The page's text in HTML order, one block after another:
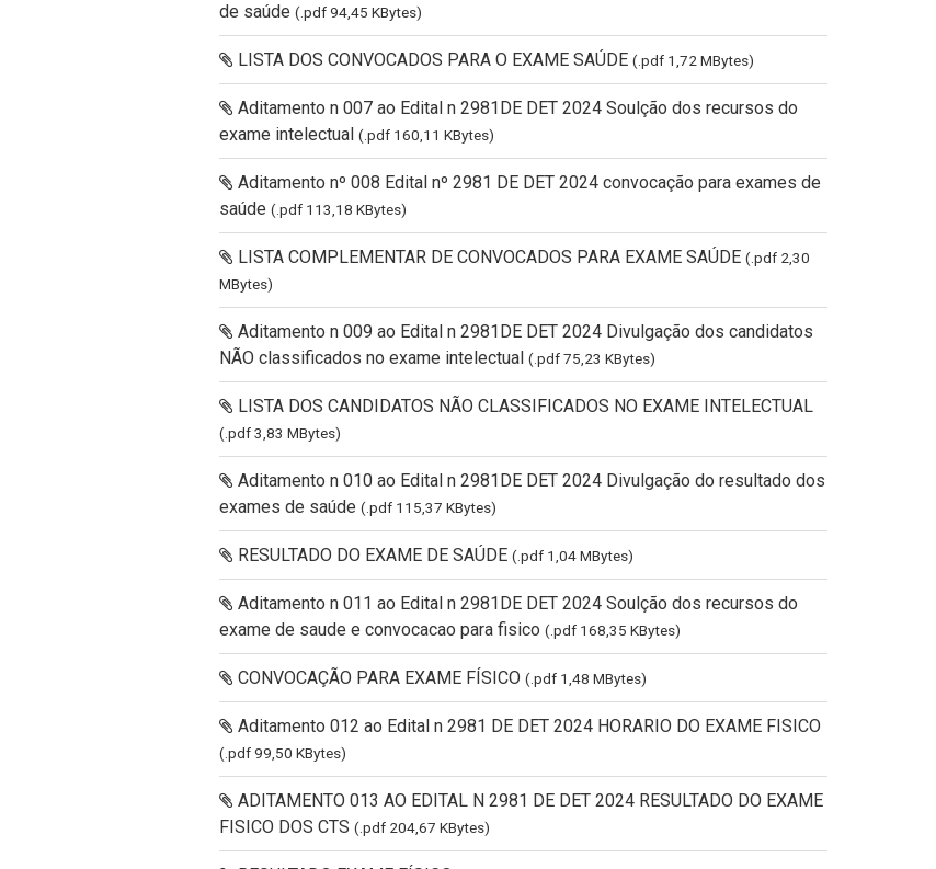
de saúde (.pdf 94,45 KBytes)
LISTA DOS CONVOCADOS PARA O EXAME SAÚDE (.pdf 1,72 MBytes)
Aditamento n 007 ao Edital n 2981DE DET 2024 Soulção dos recursos do
exame intelectual (.pdf 160,11 KBytes)
Aditamento nº 008 Edital nº 2981 DE DET 2024 convocação para exames de
saúde (.pdf 113,18 KBytes)
LISTA COMPLEMENTAR DE CONVOCADOS PARA EXAME SAÚDE (.pdf 2,30
MBytes)
Aditamento n 009 ao Edital n 2981DE DET 2024 Divulgação dos candidatos
NÃO classificados no exame intelectual (.pdf 75,23 KBytes)
LISTA DOS CANDIDATOS NÃO CLASSIFICADOS NO EXAME INTELECTUAL
(.pdf 3,83 MBytes)
Aditamento n 010 ao Edital n 2981DE DET 2024 Divulgação do resultado dos
exames de saúde (.pdf 115,37 KBytes)
RESULTADO DO EXAME DE SAÚDE (.pdf 1,04 MBytes)
Aditamento n 011 ao Edital n 2981DE DET 2024 Soulção dos recursos do
exame de saude e convocacao para fisico (.pdf 168,35 KBytes)
CONVOCAÇÃO PARA EXAME FÍSICO (.pdf 1,48 MBytes)
Aditamento 012 ao Edital n 2981 DE DET 2024 HORARIO DO EXAME FISICO
(.pdf 99,50 KBytes)
ADITAMENTO 013 AO EDITAL N 2981 DE DET 2024 RESULTADO DO EXAME
FISICO DOS CTS (.pdf 204,67 KBytes)